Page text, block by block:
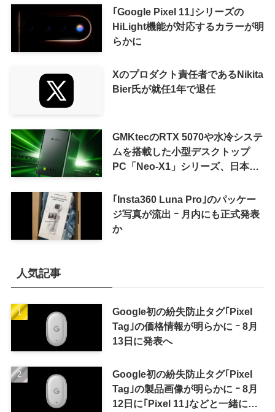
｢Google Pixel 11｣シリーズの
HiLight機能が対応するカラーが明
らかに
Xのプロダクト責任者であるNikita
Bier氏が就任1年で退任
GMKtecのRTX 5070や水冷システ
ムを搭載した小型デスクトップ
PC「Neo-X1」シリーズ、日本で
｢Insta360 Luna Pro｣のパッケー
ジ写真が流出 ｰ 月内にも正式発表
か
人気記事
Google初の紛失防止タグ｢Pixel
Tag｣の価格情報が明らかに ｰ 8月
13日に発表へ
Google初の紛失防止タグ｢Pixel
Tag｣の製品画像が明らかに ｰ 8月
12日に｢Pixel 11｣などと一緒に発